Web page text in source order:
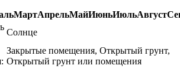
МартАпрельМайИюньИюльАвгуст
Солнце
Закрытые помещения, Открытый грунт,
Открытый грунт или помещения